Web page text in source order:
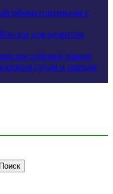
обмен пленными с
для развития
российской армии
судам и портам